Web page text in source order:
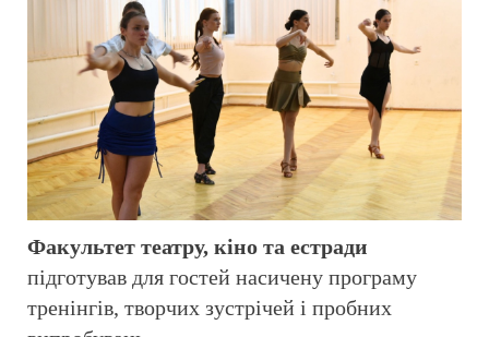
Факультет театру, кіно та естради
підготував для гостей насичену програму
тренінгів, творчих зустрічей і пробних